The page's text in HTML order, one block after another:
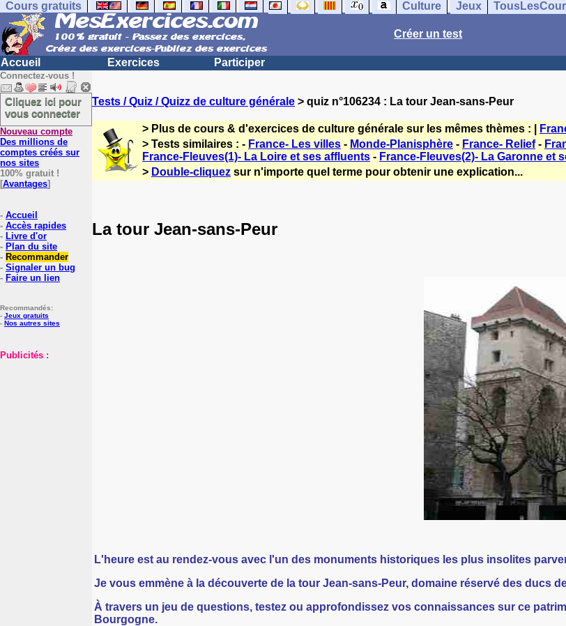
Cours gratuits Culture Jeux
Créer un test
Accueil Exercices Participer
Connectez-vous !
Cliquez ici pour
vous connecter
Nouveau compte
Des millions de
comptes créés sur
nos sites
100% gratuit !
[Avantages]
- Accueil
- Accès rapides
- Livre d'or
- Plan du site
- Recommander
- Signaler un bug
- Faire un lien
Recommandés:
- Jeux gratuits
- Nos autres sites
Publicités :
Tests / Quiz / Quizz de culture générale > quiz n°106234 : La tour Jean-sans-Peur
> Plus de cours & d'exercices de culture générale sur les mêmes thèmes : |
> Tests similaires : - France- Les villes - Monde-Planisphère - France- Relief-
France-Fleuves(1)- La Loire et ses affluents - France-Fleuves(2)- La Garonne et
> Double-cliquez sur n'importe quel terme pour obtenir une explication...
La tour Jean-sans-Peur
L'heure est au rendez-vous avec l'un des monuments historiques les plus insolites
Je vous emmène à la découverte de la tour Jean-sans-Peur, domaine réservé des ducs
À travers un jeu de questions, testez ou approfondissez vos connaissances sur ce
Bourgogne.